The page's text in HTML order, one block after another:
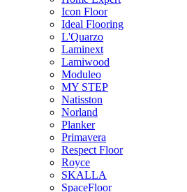
Icon Floor
Ideal Flooring
L'Quarzo
Laminext
Lamiwood
Moduleo
MY STEP
Natisston
Norland
Planker
Primavera
Respect Floor
Royce
SKALLA
SpaceFloor